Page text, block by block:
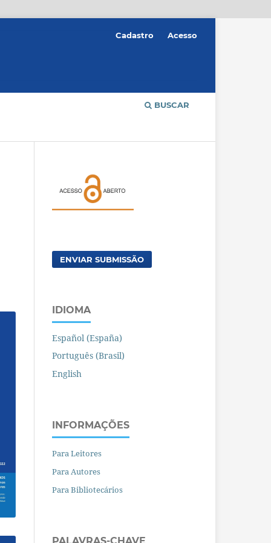
BUSCAR
Cadastro Acesso
ENVIAR SUBMISSÃO
IDIOMA
Español (España)
Português (Brasil)
English
INFORMAÇÕES
Para Leitores
Para Autores
Para Bibliotecários